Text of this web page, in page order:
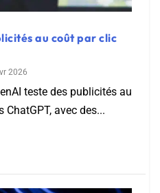
au coût par clic
2026
teste des publicités au
avec des...